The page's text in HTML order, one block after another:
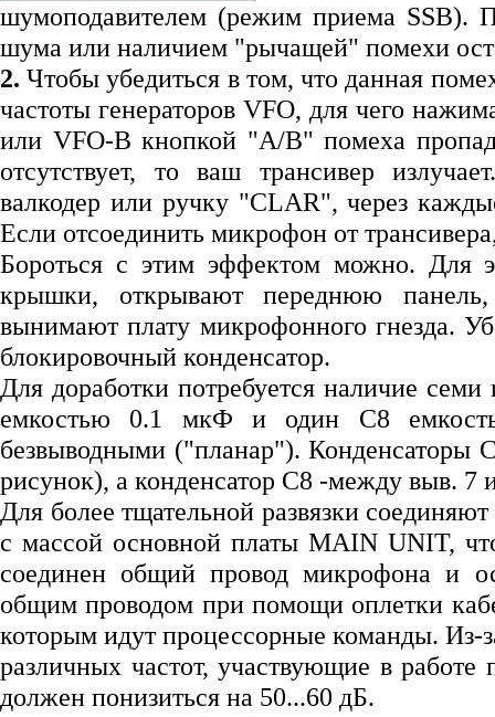
шумоподавителем (режим приема SSB).
шума или наличием "рычащей" помехи
2. Чтобы убедиться в том, что данная
частоты генераторов VFO, для чего
или VFO-B кнопкой "А/В" помеха
отсутствует, то ваш трансивер
валкодер или ручку "CLAR", через
Если отсоединить микрофон от
Бороться с этим эффектом можно. Для
крышки, открывают переднюю
вынимают плату микрофонного гнезда.
блокировочный конденсатор.
Для доработки потребуется наличие
емкостью 0.1 мкФ и один С8
безвыводными ("планар").
рисунок), а конденсатор С8 -между выв. 7
Для более тщательной развязки
с массой основной платы MAIN UNIT,
соединен общий провод микрофона и
общим проводом при помощи оплетки
которым идут процессорные команды. Из-
различных частот, участвующие в
должен понизиться на 50...60 дБ.